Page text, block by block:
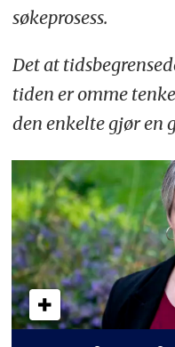
søkeprosess.
Det at
tiden er omme
den enkelte gjør en